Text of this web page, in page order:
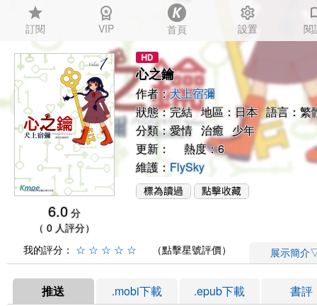
star
訂閱
workspace_premium
VIP 首頁
settings
設置 閱
6.0 分
（ 0 人評分）
心之鑰
作者：犬上宿彌
狀態：完結 地區：日本 語言：繁
分類：愛情 治癒 少年
更新： 熱度：6
維護： FlySky
我的評分： ☆ ☆ ☆ ☆ ☆ （點擊星號評價） 展示簡介
推送 .mobi下載 .epub下載 書評